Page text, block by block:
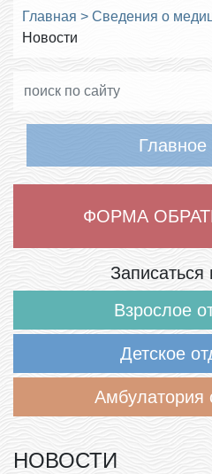
Главная > Сведения о
Новости
ФОРМА
Взрослое
Детское
Амбулатория
НОВОСТИ